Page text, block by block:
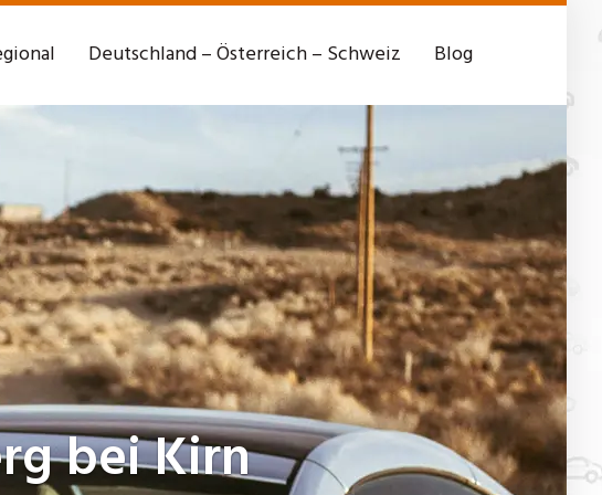
Deutschland – Österreich – Schweiz Blog
bei Kirn